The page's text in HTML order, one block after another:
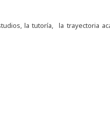
la tutoría, la trayectoria